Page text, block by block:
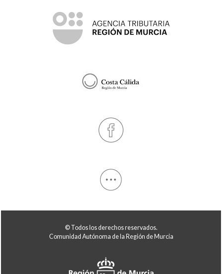
© Todos los derechos reservados.
Comunidad Autónoma de la Región de Murcia